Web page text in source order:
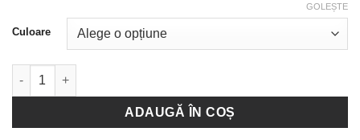
Culoare
GOLEȘTE
Cantitate Rucsac Corny - Camel
ADAUGĂ ÎN COȘ